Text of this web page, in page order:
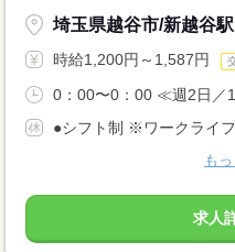
埼玉県越谷市/新越谷駅
時給1,200円～1,587円
0：00〜0：00 ≪週2日／
●シフト制 ※ワークライフ
も
求人